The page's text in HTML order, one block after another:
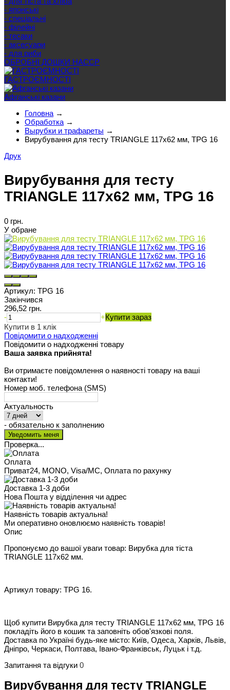
- японські
- спеціальні
- філейні
- тесаки
- аксесуари
- для риби
ОБРОБНІ ДОШКИ HACCP
ГАСТРОЄМНОСТІ
Афганські казани
Головна →
Обработка →
Вырубки и трафареты →
Вирубування для тесту TRIANGLE 117х62 мм, TPG 16
Друк
Вирубування для тесту
TRIANGLE 117х62 мм, TPG 16
0 грн.
У обране
Артикул: TPG 16
Закінчився
296,52 грн.
-
+Купити зараз
Купити в 1 клік
Повідомити о надходженні
Повідомити о надходженні товару
Ваша заявка прийнята!
Ви отримаєте повідомлення о наявності товару на ваші
контакти!
Номер моб. телефона (SMS)
Актуальность
- обязательно к заполнению
Проверка...
Оплата
Приват24, MONO, Visa/MC, Оплата по рахунку
Доставка 1-3 доби
Нова Пошта у відділення чи адрес
Наявність товарів актуальна!
Ми оперативно оновлюємо наявність товарів!
Опис
Пропонуємо до вашої уваги товар: Вирубка для тіста
TRIANGLE 117х62 мм.
Артикул товару: TPG 16.
Щоб купити Вирубка для тесту TRIANGLE 117х62 мм, TPG 16
покладіть його в кошик та заповніть обов'язкові поля.
Доставка по Україні будь-яке місто: Київ, Одеса, Харків, Львів,
Дніпро, Черкаси, Полтава, Івано-Франківськ, Луцьк і т.д.
Запитання та відгуки 0
Вирубування для тесту TRIANGLE